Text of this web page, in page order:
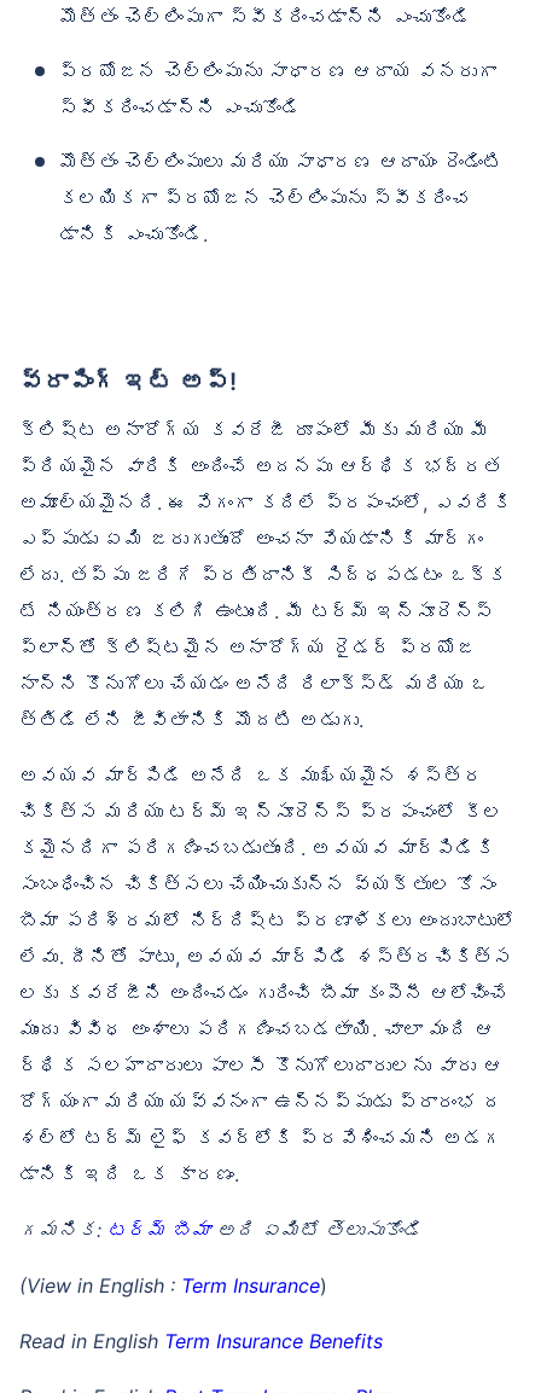
మొత్తం చెల్లింపుగా స్వీకరించడాన్ని ఎంచుకోండి
ప్రయోజన చెల్లింపును సాధారణ ఆదాయ వనరుగా
స్వీకరించడాన్ని ఎంచుకోండి
మొత్తం చెల్లింపులు మరియు సాధారణ ఆదాయం రెండింటి
కలయికగా ప్రయోజన చెల్లింపును స్వీకరించ
డానికి ఎంచుకోండి.
వ్రాపింగ్ ఇట్ అప్!
క్లిష్ట అనారోగ్య కవరేజీ రూపంలో మీకు మరియు మీ
ప్రియమైన వారికి అందించే అదనపు ఆర్థిక భద్రత
అమూల్యమైనది. ఈ వేగంగా కదిలే ప్రపంచంలో, ఎవరికి
ఎప్పుడు ఏమి జరుగుతుందో అంచనా వేయడానికి మార్గం
లేదు. తప్పు జరిగే ప్రతిదానికీ సిద్ధపడటం ఒక్క
టే నియంత్రణ కలిగి ఉంటుంది. మీ టర్మ్ ఇన్సూరెన్స్
ప్లాన్‌తో క్లిష్టమైన అనారోగ్య రైడర్ ప్రయోజ
నాన్ని కొనుగోలు చేయడం అనేది రిలాక్స్డ్ మరియు ఒ
త్తిడి లేని జీవితానికి మొదటి అడుగు.
అవయవ మార్పిడి అనేది ఒక ముఖ్యమైన శస్త్ర
చికిత్స మరియు టర్మ్ ఇన్సూరెన్స్ ప్రపంచంలో కీల
కమైనదిగా పరిగణించబడుతుంది. అవయవ మార్పిడికి
సంబంధించిన చికిత్సలు చేయించుకున్న వ్యక్తుల కోసం
బీమా పరిశ్రమలో నిర్దిష్ట ప్రణాళికలు అందుబాటులో
లేవు. దీనితో పాటు, అవయవ మార్పిడి శస్త్రచికిత్స
లకు కవరేజీని అందించడం గురించి బీమా కంపెనీ ఆలోచించే
ముందు వివిధ అంశాలు పరిగణించబడతాయి. చాలా మంది ఆ
ర్థిక సలహాదారులు పాలసీ కొనుగోలుదారులను వారు ఆ
రోగ్యంగా మరియు యవ్వనంగా ఉన్నప్పుడు ప్రారంభ ద
శల్లో టర్మ్ లైఫ్ కవర్‌లోకి ప్రవేశించమని అడగ
డానికి ఇది ఒక కారణం.
గమనిక: టర్మ్ బీమాఅది ఏమిటో తెలుసుకోండి
(View in English : Term Insurance)
Read in English Term Insurance Benefits